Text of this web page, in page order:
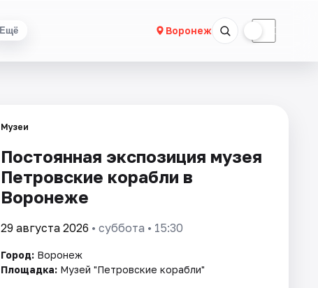
Ещё Воронеж ☾
Музеи
Постоянная экспозиция музея
Петровские корабли в
Воронеже
29 августа 2026 • суббота • 15:30
Город: Воронеж
Площадка: Музей "Петровские корабли"